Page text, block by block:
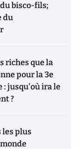
bisco-fils;
du
riches que la
pour la 3e
: jusqu'où ira le
?
les plus